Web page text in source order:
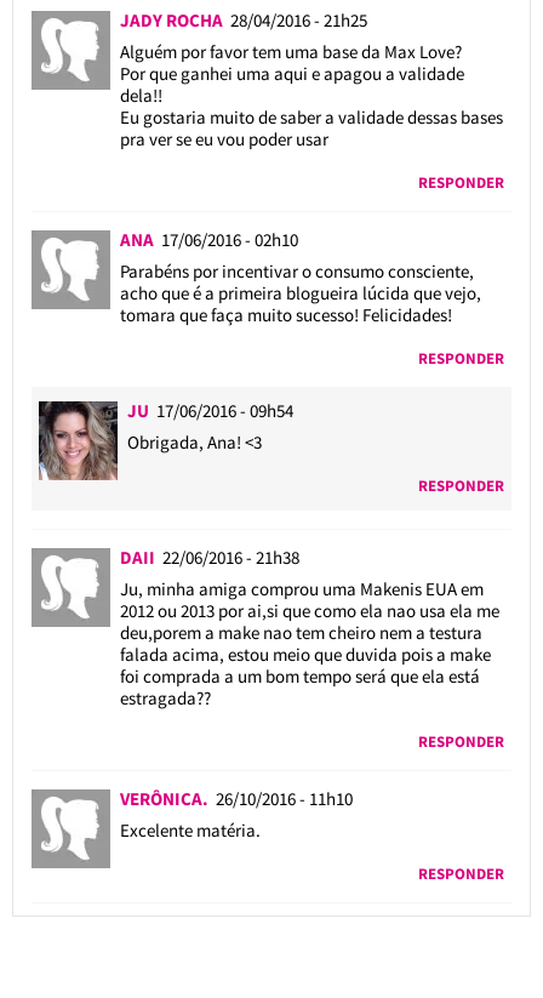
JADY ROCHA 28/04/2016 - 21h25
Alguém por favor tem uma base da Max Love?
Por que ganhei uma aqui e apagou a validade
dela!!
Eu gostaria muito de saber a validade dessas bases
pra ver se eu vou poder usar
RESPONDER
ANA 17/06/2016 - 02h10
Parabéns por incentivar o consumo consciente,
acho que é a primeira blogueira lúcida que vejo,
tomara que faça muito sucesso! Felicidades!
RESPONDER
JU 17/06/2016 - 09h54
Obrigada, Ana! <3
RESPONDER
DAII 22/06/2016 - 21h38
Ju, minha amiga comprou uma Makenis EUA em
2012 ou 2013 por ai,si que como ela nao usa ela me
deu,porem a make nao tem cheiro nem a testura
falada acima, estou meio que duvida pois a make
foi comprada a um bom tempo será que ela está
estragada??
RESPONDER
VERÔNICA. 26/10/2016 - 11h10
Excelente matéria.
RESPONDER